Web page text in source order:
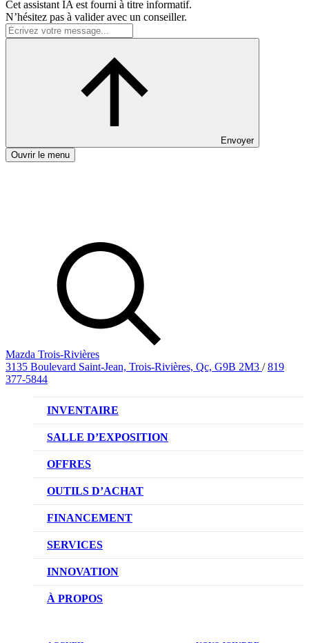
Cet assistant IA est fourni à titre informatif.
N’hésitez pas à valider avec un conseiller.
Envoyer
Ouvrir le menu
Mazda Trois-Rivières
3135 Boulevard Saint-Jean, Trois-Rivières, Qc, G9B 2M3 / 819
377-5844
INVENTAIRE
VÉHICULES NEUFS
VÉHICULES D’OCCASION
SALLE D’EXPOSITION
OFFRES
OFFRES DU CONCESSIONNAIRE
OUTILS D’ACHAT
CONFIGUREZ VOTRE VÉHICULE
RÉSERVEZ UN ESSAI ROUTIER
DEMANDEZ UN PRIX
FINANCEMENT
NOTRE DIFFÉRENCE
DEMANDE DE CRÉDIT AUTO
SERVICES
NOTRE PROMESSE
PRENDRE UN RENDEZ-VOUS
INNOVATION
TECHNOLOGIE SKYACTIV
À PROPOS